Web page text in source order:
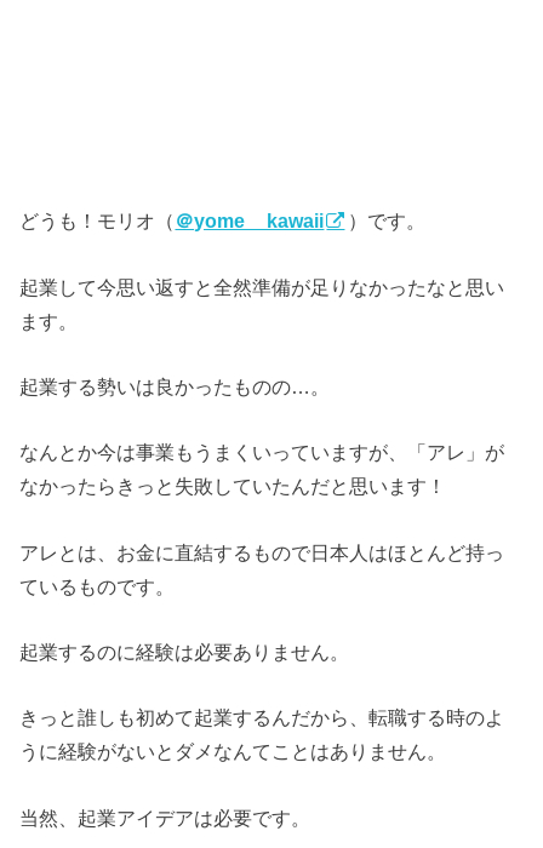
どうも！モリオ（ ＠yome__kawaii ）です。
起業して今思い返すと全然準備が足りなかったなと思い
ます。
起業する勢いは良かったものの…。
なんとか今は事業もうまくいっていますが、「アレ」が
なかったらきっと失敗していたんだと思います！
アレとは、お金に直結するもので日本人はほとんど持っ
ているものです。
起業するのに経験は必要ありません。
きっと誰しも初めて起業するんだから、転職する時のよ
うに経験がないとダメなんてことはありません。
当然、起業アイデアは必要です。